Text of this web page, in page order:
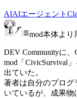
AIAIエージェント
mod本体よ
DEV Communityに、
mod「CivicSurvival
出ていた。
著者は自分のプログ
いているが、成果